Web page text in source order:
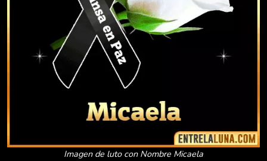
Imagen de luto con Nombre Micaela